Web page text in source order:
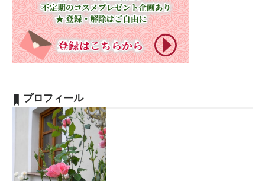
プロフィール